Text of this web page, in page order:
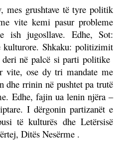
mes grushtave të tyre politik
vite kemi pasur probleme
ish jugosllave. Edhe, Sot:
kulturore. Shkaku: politizimit
në palcë si parti politike
vite, ose dy tri mandate me
dhe rrinin në pushtet pa trutë
Edhe, fajin ua lenin njëra –
I dërgonin partizanët e
të kulturës dhe Letërsisë
Ditës Nesërme .